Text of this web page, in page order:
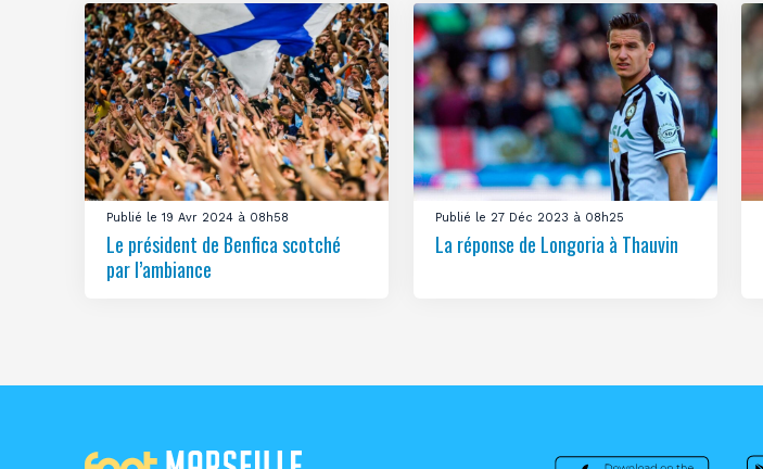
Publié le 19 Avr 2024 à 08h58
Le président de Benfica scotché
par l’ambiance
Publié le 27 Déc 2023 à 08h25
La réponse de Longoria à Thauvin